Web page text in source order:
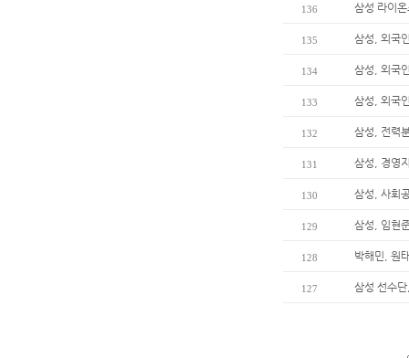
136 삼성 라이
135 삼성, 외국
134 삼성, 외국
133 삼성, 외국
132 삼성, 전력
131 삼성, 경영
130 삼성, 사회
129 삼성, 임현
128 박해민, 원
127 삼성 선수